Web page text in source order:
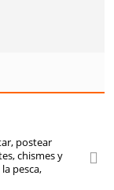
postear
chismes y
pesca,